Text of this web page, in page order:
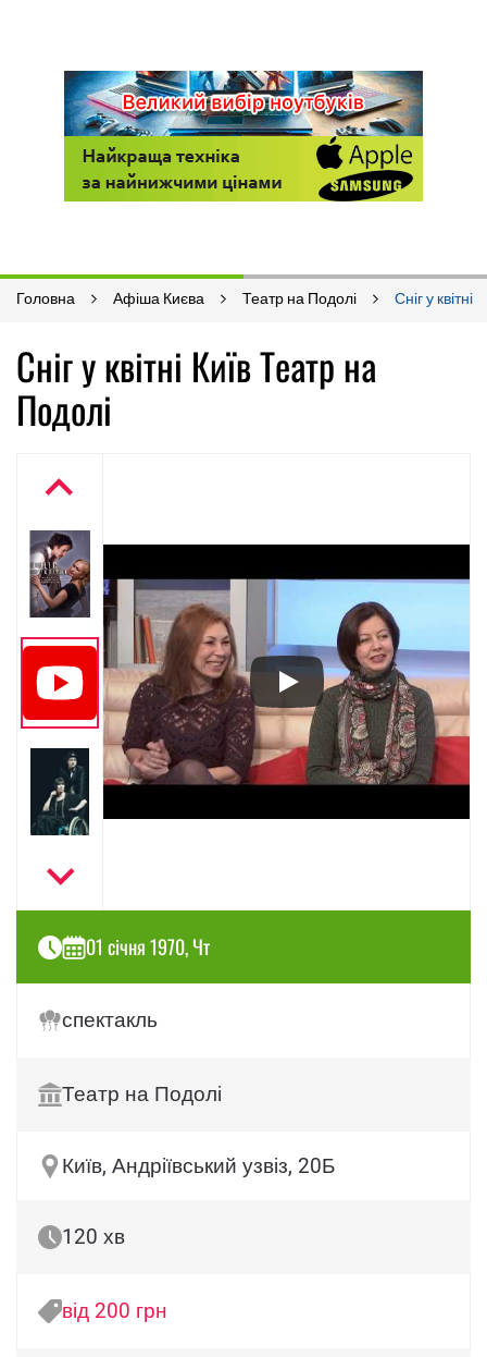
Головна Афіша Києва Театр на Подолі Сніг у квітні
Сніг у квітні Київ Театр на
Подолі
01 січня 1970, Чт
спектакль
Театр на Подолі
Київ, Андріївський узвіз, 20Б
120 хв
від 200 грн